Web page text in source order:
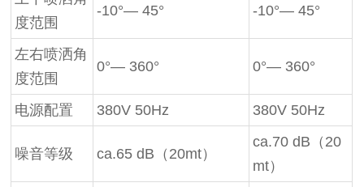
度范围
-10°— 45° -10°— 45°
左右喷洒角
度范围
0°— 360° 0°— 360°
电源配置 380V 50Hz 380V 50Hz
噪音等级 ca.65 dB（20mt）
ca.70 dB（20
mt）